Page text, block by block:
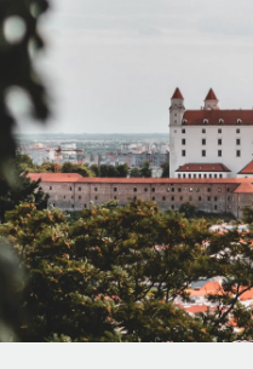
Sous-traitez les
INFRASTRUCTURE
Intégration Remote
Intégrez vos RH aux
Plateforme
CROISSANCE
Start-ups
Des solutions agiles
paie des entreprises
Entreprises
Développez vos
mesure
Calculateur de
Découvrez les
paiement pour vos
APPRENDRE AVEC
Recherche et guides
Études de cas
Nederlands
Français
Deutsch
Español
Italiano
Português (Portugal)